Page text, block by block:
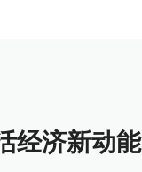
经济新动能